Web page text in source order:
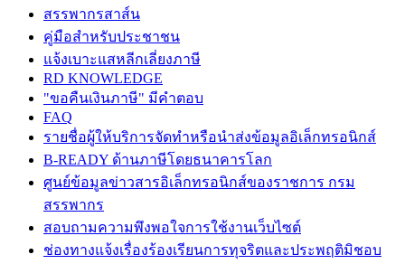
สรรพากรสาส์น
คู่มือสำหรับประชาชน
แจ้งเบาะแสหลีกเลี่ยงภาษี
RD KNOWLEDGE
"ขอคืนเงินภาษี" มีคำตอบ
FAQ
รายชื่อผู้ให้บริการจัดทำหรือนำส่งข้อมูลอิเล็กทรอนิกส์
B-READY ด้านภาษีโดยธนาคารโลก
ศูนย์ข้อมูลข่าวสารอิเล็กทรอนิกส์ของราชการ กรม
สรรพากร
สอบถามความพึงพอใจการใช้งานเว็บไซต์
ช่องทางแจ้งเรื่องร้องเรียนการทุจริตและประพฤติมิชอบ